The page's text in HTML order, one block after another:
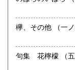
欅、その
句集